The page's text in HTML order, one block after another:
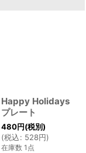
Happy Holidays
プレート
480円(税別)
(税込: 528円)
在庫数 1点